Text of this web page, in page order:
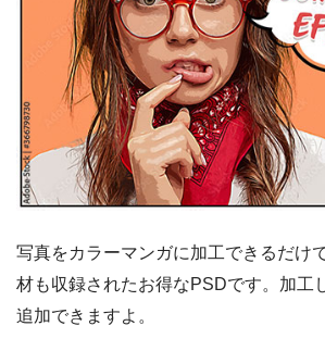
写真をカラーマンガに加工できるだけ
材も収録されたお得なPSDです。加工
追加できますよ。